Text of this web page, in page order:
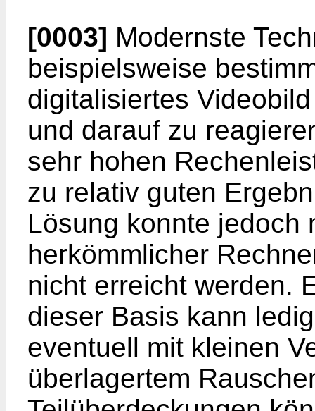
[0003] Modernste
beispielsweise
digitalisiertes
und darauf zu
sehr hohen
zu relativ guten
Lösung konnte jedoch
herkömmlicher
nicht erreicht werden.
dieser Basis kann
eventuell mit kleinen
überlagertem